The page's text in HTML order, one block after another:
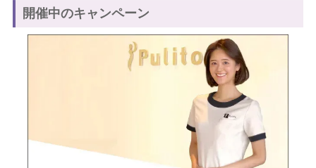
開催中のキャンペーン